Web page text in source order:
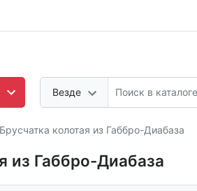
Везде
Брусчатка колотая из Габбро-Диабаза
из Габбро-Диабаза